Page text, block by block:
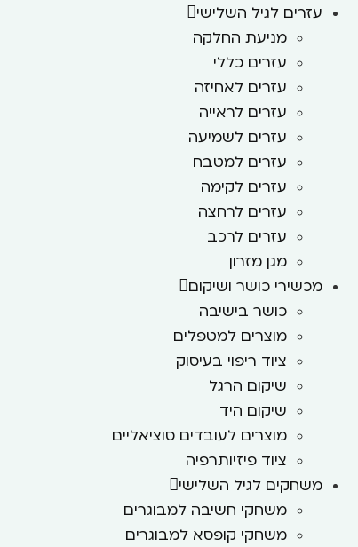
עזרים לגיל השלישי
מניעת החלקה
עזרים כללי
עזרים לאחיזה
עזרים לראייה
עזרים לשמיעה
עזרים למטבח
עזרים לקימה
עזרים לרחצה
עזרים לרכב
מגן מזרון
מכשירי כושר ושיקום
כושר בישיבה
מוצרים למטפלים
ציוד ריפוי בעיסוק
שיקום הרגל
שיקום היד
מוצרים לעובדים סוציאליים
ציוד פיזיותרפיה
משחקים לגיל השלישי
משחקי חשיבה למבוגרים
משחקי קופסא למבוגרים